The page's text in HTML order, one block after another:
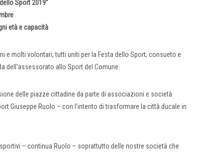
Sport 2019”
età e capacità
molti volontari, tutti uniti per la Festa dello Sport, consueto e
dell’assessorato allo Sport del Comune.
delle piazze cittadine da parte di associazioni e società
Giuseppe Ruolo – con l’intento di trasformare la città ducale in
– continua Ruolo – soprattutto delle nostre società che